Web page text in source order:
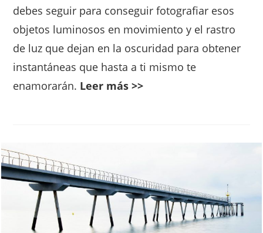
debes seguir para conseguir fotografiar esos
objetos luminosos en movimiento y el rastro
de luz que dejan en la oscuridad para obtener
instantáneas que hasta a ti mismo te
enamorarán. Leer más >>